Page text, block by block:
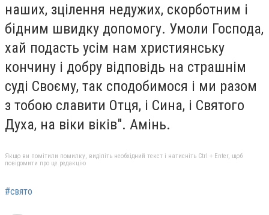
наших, зцілення недужих, скорботним і
бідним швидку допомогу. Умоли Господа,
хай подасть усім нам християнську
кончину і добру відповідь на страшнім
суді Своєму, так сподобимося і ми разом
з тобою славити Отця, і Сина, і Святого
Духа, на віки віків". Амінь.
Якщо ви помітили помилку, виділіть необхідний текст і натисніть Ctrl + Enter, щоб
повідомити про це редакцію
#свято